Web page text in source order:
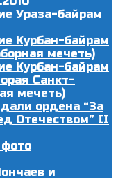
Ураза-байрам
Курбан-байрам
мечеть)
Курбан-байрам
Санкт-
мечеть)
ордена “За
Отечеством” II
и